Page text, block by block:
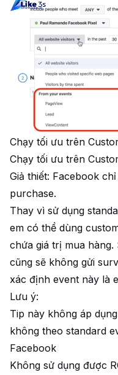
Chạy tối ưu trên
Chạy tối ưu trên
Giả thiết: Facebook
purchase.
Thay vì sử dụng
em có thể dùng
chứa giá trị mua
cũng sẽ không gửi
xác định event này là
Lưu ý:
Tip này không áp
không theo standard
Facebook
Không sử dụng được